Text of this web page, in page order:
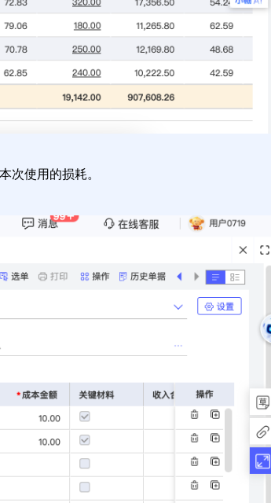
次使用的损耗。